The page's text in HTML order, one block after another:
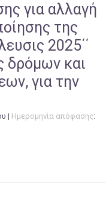
για αλλαγή
της
2025΄΄
δρόμων και
για την
| Ημερομηνία απόφασης: